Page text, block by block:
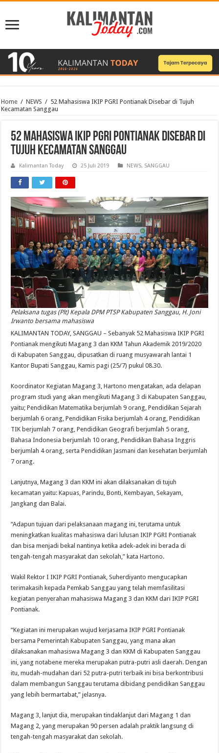
Home / NEWS / 52 Mahasiswa IKIP PGRI Pontianak Disebar di Tujuh
Kecamatan Sanggau
52 Mahasiswa IKIP PGRI Pontianak Disebar di
Tujuh Kecamatan Sanggau
Kalimantan Today 25 Juli 2019 NEWS, SANGGAU
Pelaksana tugas (Plt) Kepala DPM PTSP Kabupaten Sanggau, H. Joni
Irwanto bersama mahasiswa
KALIMANTAN TODAY, SANGGAU – Sebanyak 52 Mahasiswa IKIP PGRI
Pontianak mengikuti Magang 3 dan KKM Tahun Akademik 2019/2020
di Kabupaten Sanggau, dipusatkan di ruang musyawarah lantai 1
Kantor Bupati Sanggau, Kamis pagi (25/7) pukul 08.30.
Koordinator Kegiatan Magang 3, Hartono mengatakan, ada delapan
program studi yang akan mengikuti Magang 3 di Kabupaten Sanggau,
yaitu; Pendidikan Matematika berjumlah 9 orang, Pendidikan Sejarah
berjumlah 6 orang, Pendidikan Fisika berjumlah 4 orang, Pendidikan
TIK berjumlah 7 orang, Pendidikan Geografi berjumlah 5 orang,
Bahasa Indonesia berjumlah 10 orang, Pendidikan Bahasa Inggris
berjumlah 4 orang, serta Pendidikan Jasmani dan kesehatan berjumlah
7 orang.
Lanjutnya, Magang 3 dan KKM ini akan dilaksanakan di tujuh
kecamatan yaitu: Kapuas, Parindu, Bonti, Kembayan, Sekayam,
Jangkang dan Balai.
“Adapun tujuan dari pelaksanaan magang ini, terutama untuk
meningkatkan kualitas mahasiswa dari lulusan IKIP PGRI Pontianak
dan bisa menjadi bekal nantinya ketika adek-adek ini berada di
tengah-tengah masyarakat dan sekolah,” kata Hartono.
Wakil Rektor I IKIP PGRI Pontianak, Suherdiyanto mengucapkan
terimakasih kepada Pemkab Sanggau yang telah memfasilitasi
kegiatan penyerahan mahasiswa Magang 3 dan KKM dari IKIP PGRI
Pontianak.
“Kegiatan ini merupakan wujud kerjasama IKIP PGRI Pontianak
bersama Pemerintah Kabupaten Sanggau, yang mana akan
dilaksanakan mahasiswa Magang 3 dan KKM di Kabupaten Sanggau
ini, yang notabene mereka merupakan putra-putri asli daerah. Dengan
itu, mudah-mudahan dari 52 putra-putri terbaik ini bisa berkontribusi
dalam membangun Sanggau terutama dibidang pendidikan Sanggau
yang lebih bermartabat,” jelasnya.
Magang 3, lanjut dia, merupakan tindaklanjut dari Magang 1 dan
Magang 2, yang merupakan 90 persen adalah praktik langsung di
tengah-tengah masyarakat dan sekolah.